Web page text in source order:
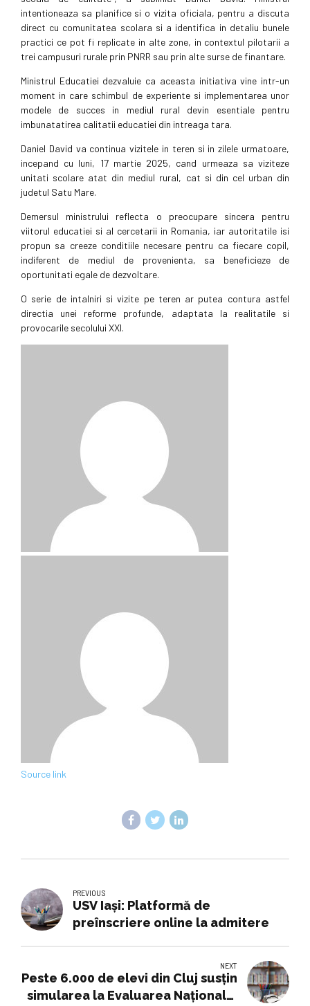
intentioneaza sa planifice si o vizita oficiala, pentru a discuta
direct cu comunitatea scolara si a identifica in detaliu bunele
practici ce pot fi replicate in alte zone, in contextul pilotarii a
trei campusuri rurale prin PNRR sau prin alte surse de finantare.
Ministrul Educatiei dezvaluie ca aceasta initiativa vine intr-un
moment in care schimbul de experiente si implementarea unor
modele de succes in mediul rural devin esentiale pentru
imbunatatirea calitatii educatiei din intreaga tara.
Daniel David va continua vizitele in teren si in zilele urmatoare,
incepand cu luni, 17 martie 2025, cand urmeaza sa viziteze
unitati scolare atat din mediul rural, cat si din cel urban din
judetul Satu Mare.
Demersul ministrului reflecta o preocupare sincera pentru
viitorul educatiei si al cercetarii in Romania, iar autoritatile isi
propun sa creeze conditiile necesare pentru ca fiecare copil,
indiferent de mediul de provenienta, sa beneficieze de
oportunitati egale de dezvoltare.
O serie de intalniri si vizite pe teren ar putea contura astfel
directia unei reforme profunde, adaptata la realitatile si
provocarile secolului XXI.
Source link
PREVIOUS
USV Iași: Platformă de
preînscriere online la admitere
NEXT
Peste 6.000 de elevi din Cluj susţin
simularea la Evaluarea Națională.